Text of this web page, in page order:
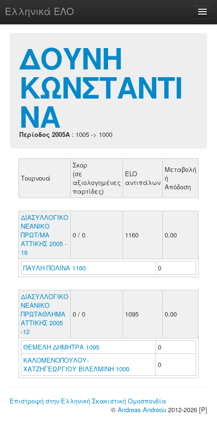
Ελληνικά ΕΛΟ
chesstu.be @ discord
Login
ΔΟΥΝΗ
ΚΩΝΣΤΑΝΤΙ
ΝΑ
Περίοδος 2005A : 1005 -> 1000
Τουρνουά
Σκορ
(σε
αξιολογημένες
παρτίδες)
ELO
αντιπάλων
Μεταβολή
ή
Απόδοση
ΔΙΑΣΥΛΛΟΓΙΚΟ
ΝΕΑΝΙΚΟ
ΠΡΩΤ/ΜΑ
ΑΤΤΙΚΗΣ 2005 -
16
0 / 0 1160 0.00
ΠΑΥΛΗ ΠΟΛΙΝΑ 1160 0
ΔΙΑΣΥΛΛΟΓΙΚΟ
ΝΕΑΝΙΚΟ
ΠΡΩΤΑΘΛΗΜΑ
ΑΤΤΙΚΗΣ 2005
-12
0 / 0 1095 0.00
ΘΕΜΕΛΗ ΔΗΜΗΤΡΑ 1095
0
ΚΑΛΟΜΕΝΟΠΟΥΛΟΥ-
ΧΑΤΖΗΓΕΩΡΓΙΟΥ ΒΙΛΕΛΜΙΝΗ 1000
0
Επιστροφή στην Ελληνική Σκακιστική Ομοσπονδία
© Andreas Andreou 2012-2026 [P]